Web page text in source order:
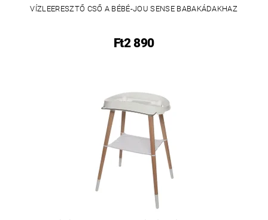
VÍZLEERESZTŐ CSŐ A BÉBÉ-JOU SENSE BABAKÁDAKHAZ
Ft2 890